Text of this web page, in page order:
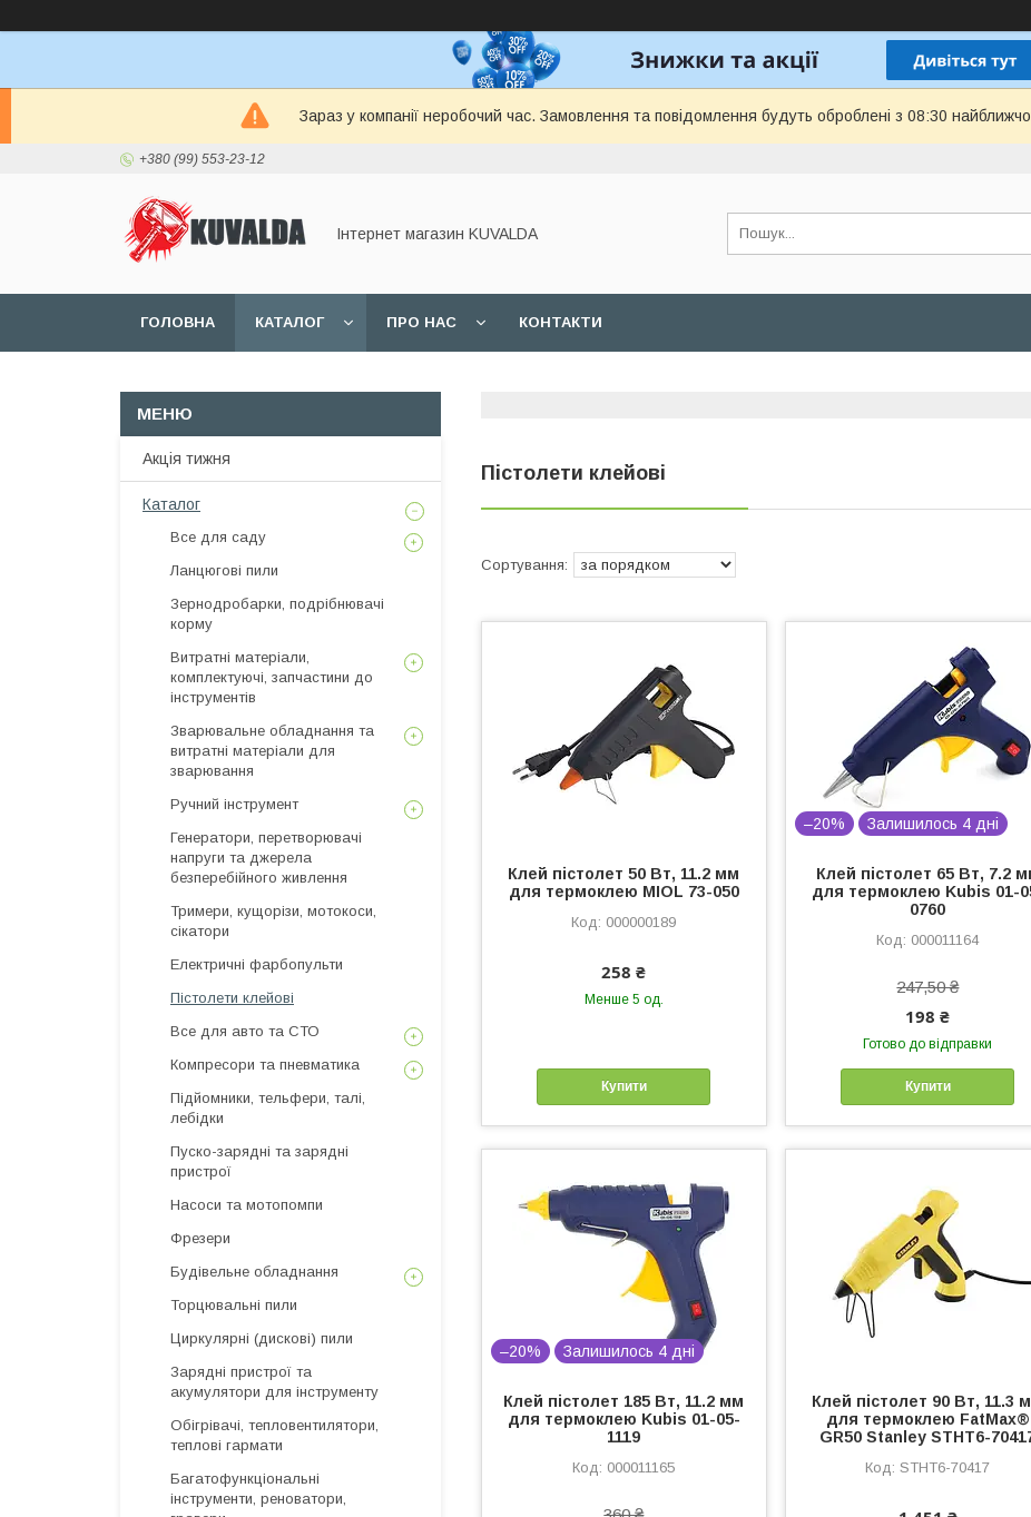
Зараз у компанії неробочий час. Замовлення та повідомлення будуть оброблені з 08:30
+380 (99) 553-23-12
Інтернет магазин KUVALDA
ГОЛОВНА КАТАЛОГ ПРО НАС КОНТАКТИ
Пістолети клейові
Клей пістолет 50 Вт, 11.2 мм
для термоклею MIOL 73-050
000000189
258 ₴
Менше 5 од.
Купити
–20% Залишилось 4 дні
Клей пістолет 65 Вт, 7.2
для термоклею Kubis 01-
0760
000011164
247,50 ₴
198 ₴
Готово до відправки
Купити
–20% Залишилось 4 дні
Клей пістолет 185 Вт, 11.2 мм
для термоклею Kubis 01-05-
1119
000011165
Клей пістолет 90 Вт, 11.3
для термоклею FatMax®
GR50 Stanley STHT6-
STHT6-70417
Акція тижня
Каталог
Все для саду
Ланцюгові пили
Зернодробарки, подрібнювачі
корму
Витратні матеріали,
комплектуючі, запчастини до
інструментів
Зварювальне обладнання та
витратні матеріали для
зварювання
Ручний інструмент
Генератори, перетворювачі
напруги та джерела
безперебійного живлення
Тримери, кущорізи, мотокоси,
сікатори
Електричні фарбопульти
Пістолети клейові
Все для авто та СТО
Компресори та пневматика
Підйомники, тельфери, талі,
лебідки
Пуско-зарядні та зарядні
пристрої
Насоси та мотопомпи
Фрезери
Будівельне обладнання
Торцювальні пили
Циркулярні (дискові) пили
Зарядні пристрої та
акумулятори для інструменту
Обігрівачі, тепловентилятори,
теплові гармати
Багатофункціональні
інструменти, реноватори,